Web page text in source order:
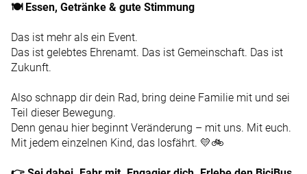
🍽️ Essen, Getränke & gute Stimmung
Das ist mehr als ein Event.
Das ist gelebtes Ehrenamt. Das ist Gemeinschaft. Das ist
Zukunft.
Also schnapp dir dein Rad, bring deine Familie mit und sei
Teil dieser Bewegung.
Denn genau hier beginnt Veränderung – mit uns. Mit euch.
Mit jedem einzelnen Kind, das losfährt. 💛🚲